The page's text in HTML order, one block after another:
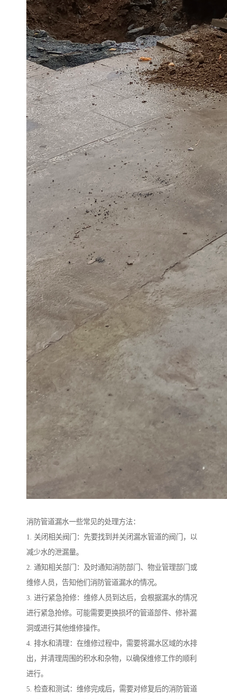
消防管道漏水一些常见的处理方法：
1. 关闭相关阀门：先要找到并关闭漏水管道的阀门，以
减少水的泄漏量。
2. 通知相关部门：及时通知消防部门、物业管理部门或
维修人员，告知他们消防管道漏水的情况。
3. 进行紧急抢修：维修人员到达后，会根据漏水的情况
进行紧急抢修。可能需要更换损坏的管道部件、修补漏
洞或进行其他维修操作。
4. 排水和清理：在维修过程中，需要将漏水区域的水排
出，并清理周围的积水和杂物，以确保维修工作的顺利
进行。
5. 检查和测试：维修完成后，需要对修复后的消防管道